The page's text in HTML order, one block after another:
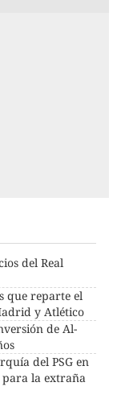
del Real
que reparte el
y Atlético
de Al-
del PSG en
para la extraña